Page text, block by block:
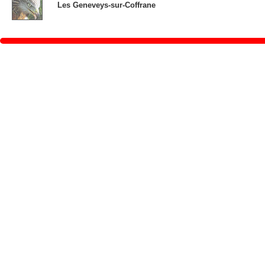
Les Geneveys-sur-Coffrane